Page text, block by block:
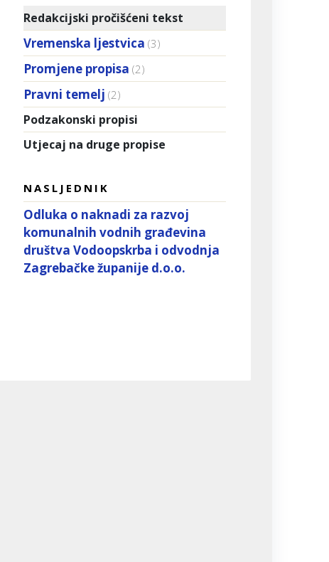
Redakcijski pročišćeni tekst
Vremenska ljestvica (3)
Promjene propisa (2)
Pravni temelj (2)
Podzakonski propisi
Utjecaj na druge propise
NASLJEDNIK
Odluka o naknadi za razvoj
komunalnih vodnih građevina
društva Vodoopskrba i odvodnja
Zagrebačke županije d.o.o.